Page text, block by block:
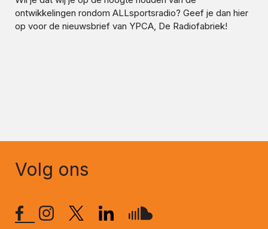
ontwikkelingen rondom ALLsportsradio? Geef je dan hier
op voor de nieuwsbrief van YPCA, De Radiofabriek!
Volg ons